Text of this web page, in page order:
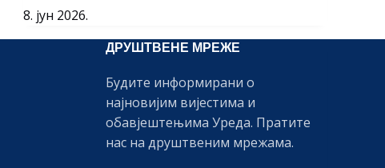
8. јун 2026.
ДРУШТВЕНЕ МРЕЖЕ
Будите информирани о
најновијим вијестима и
обавјештењима Уреда. Пратите
нас на друштвеним мрежама.